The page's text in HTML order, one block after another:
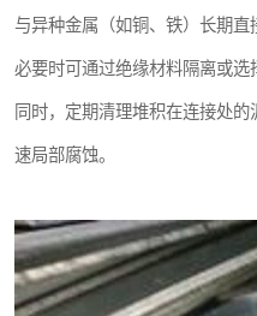
与异种金属（如铜、铁）长期直
必要时可通过绝缘材料隔离或选
同时，定期清理堆积在连接处
速局部腐蚀。